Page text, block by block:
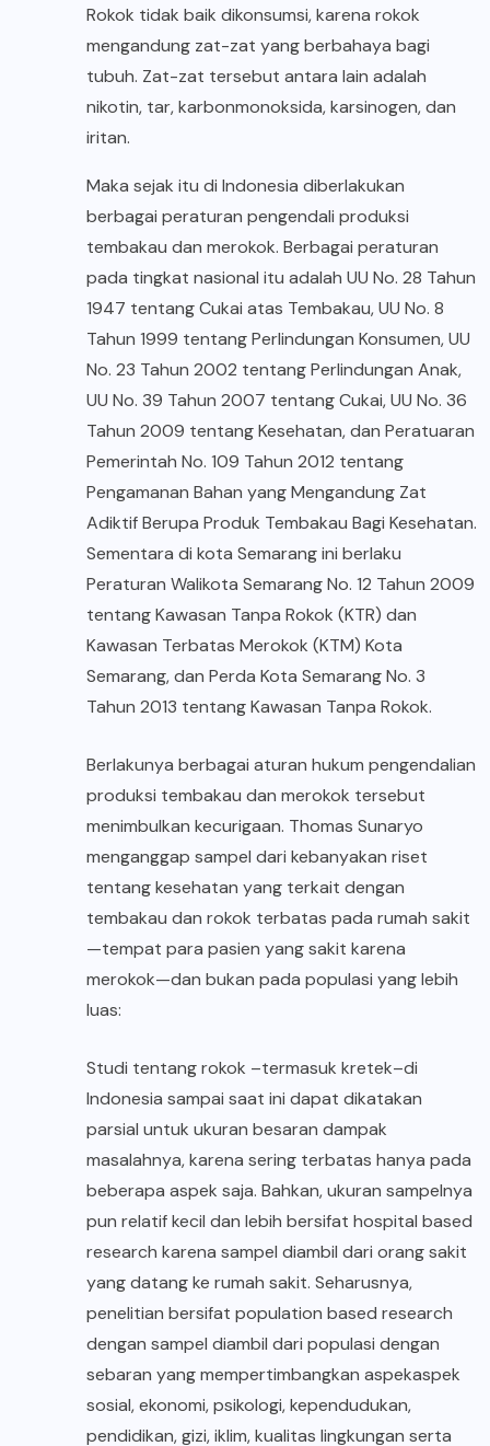
Rokok tidak baik dikonsumsi, karena rokok
mengandung zat-zat yang berbahaya bagi
tubuh. Zat-zat tersebut antara lain adalah
nikotin, tar, karbonmonoksida, karsinogen, dan
iritan.
Maka sejak itu di Indonesia diberlakukan
berbagai peraturan pengendali produksi
tembakau dan merokok. Berbagai peraturan
pada tingkat nasional itu adalah UU No. 28 Tahun
1947 tentang Cukai atas Tembakau, UU No. 8
Tahun 1999 tentang Perlindungan Konsumen, UU
No. 23 Tahun 2002 tentang Perlindungan Anak,
UU No. 39 Tahun 2007 tentang Cukai, UU No. 36
Tahun 2009 tentang Kesehatan, dan Peratuaran
Pemerintah No. 109 Tahun 2012 tentang
Pengamanan Bahan yang Mengandung Zat
Adiktif Berupa Produk Tembakau Bagi Kesehatan.
Sementara di kota Semarang ini berlaku
Peraturan Walikota Semarang No. 12 Tahun 2009
tentang Kawasan Tanpa Rokok (KTR) dan
Kawasan Terbatas Merokok (KTM) Kota
Semarang, dan Perda Kota Semarang No. 3
Tahun 2013 tentang Kawasan Tanpa Rokok.
Berlakunya berbagai aturan hukum pengendalian
produksi tembakau dan merokok tersebut
menimbulkan kecurigaan. Thomas Sunaryo
menganggap sampel dari kebanyakan riset
tentang kesehatan yang terkait dengan
tembakau dan rokok terbatas pada rumah sakit
—tempat para pasien yang sakit karena
merokok—dan bukan pada populasi yang lebih
luas:
Studi tentang rokok –termasuk kretek–di
Indonesia sampai saat ini dapat dikatakan
parsial untuk ukuran besaran dampak
masalahnya, karena sering terbatas hanya pada
beberapa aspek saja. Bahkan, ukuran sampelnya
pun relatif kecil dan lebih bersifat hospital based
research karena sampel diambil dari orang sakit
yang datang ke rumah sakit. Seharusnya,
penelitian bersifat population based research
dengan sampel diambil dari populasi dengan
sebaran yang mempertimbangkan aspekaspek
sosial, ekonomi, psikologi, kependudukan,
pendidikan, gizi, iklim, kualitas lingkungan serta